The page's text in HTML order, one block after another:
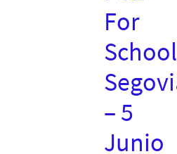
For
– 5
Junio